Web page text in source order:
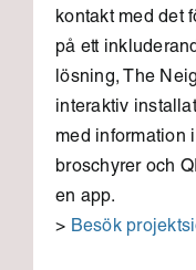
kontakt med det
på ett
lösning, The
interaktiv
med information
broschyrer och
en app.
> Besök